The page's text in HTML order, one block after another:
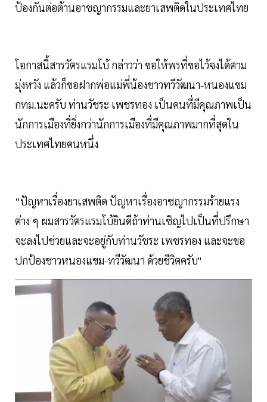
ป้องกันต่อต้านอาชญากรรมและยาเสพติดในประเทศไทย
โอกาสนี้สารวัตรแรมโบ้ กล่าวว่า ขอให้พรที่ขอไว้จงได้ตาม
มุ่งหวัง แล้วก็ขอฝากพ่อแม่พี่น้องชาวทวีวัฒนา-หนองแขม
กทม.นะครับ ท่านวัชระ เพชรทอง เป็นคนที่มีคุณภาพเป็น
นักการเมืองที่ยิ่งกว่านักการเมืองที่มีคุณภาพมากที่สุดใน
ประเทศไทยคนหนึ่ง
“ปัญหาเรื่องยาเสพติด ปัญหาเรื่องอาชญากรรมร้ายแรง
ต่าง ๆ ผมสารวัตรแรมโบ้ยินดีถ้าท่านเชิญไปเป็นที่ปรึกษา
จะลงไปช่วยและจะอยู่กับท่านวัชระ เพชรทอง และจะขอ
ปกป้องชาวหนองแขม-ทวีวัฒนา ด้วยชีวิตครับ"